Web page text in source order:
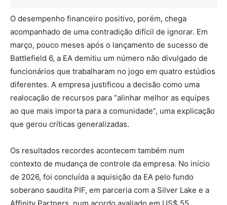
O desempenho financeiro positivo, porém, chega
acompanhado de uma contradição difícil de ignorar. Em
março, pouco meses após o lançamento de sucesso de
Battlefield 6, a EA demitiu um número não divulgado de
funcionários que trabalharam no jogo em quatro estúdios
diferentes. A empresa justificou a decisão como uma
realocação de recursos para “alinhar melhor as equipes
ao que mais importa para a comunidade”, uma explicação
que gerou críticas generalizadas.
Os resultados recordes acontecem também num
contexto de mudança de controle da empresa. No início
de 2026, foi concluída a aquisição da EA pelo fundo
soberano saudita PIF, em parceria com a Silver Lake e a